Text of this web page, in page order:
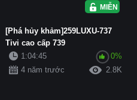
MIỄN PHÍ
[Phá hủy khảm]259LUXU-737
Tivi cao cấp 739
1:04:45
0%
4 năm trước
2.8K